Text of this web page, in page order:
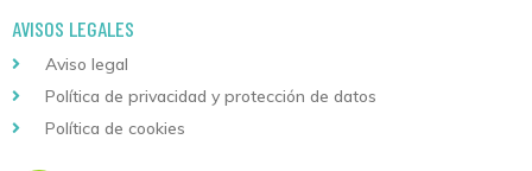
AVISOS LEGALES
Aviso legal
Política de privacidad y protección de datos
Política de cookies